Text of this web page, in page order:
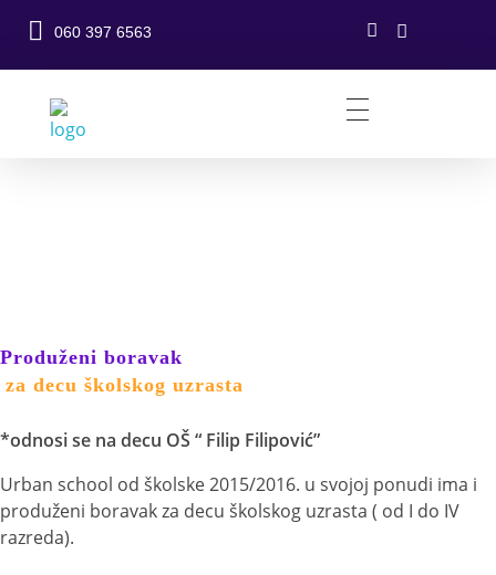
060 397 6563
Produženi boravak
za decu školskog uzrasta
*odnosi se na decu OŠ “ Filip Filipović”
Urban school od školske 2015/2016. u svojoj ponudi ima i
produženi boravak za decu školskog uzrasta ( od I do IV
razreda).